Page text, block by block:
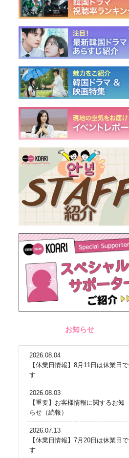
お知らせ
2026.08.04
【休業日情報】8月11日は休業日で
す
2026.08.03
【重要】お客様情報に関するお知
らせ（続報）
2026.07.13
【休業日情報】7月20日は休業日で
す